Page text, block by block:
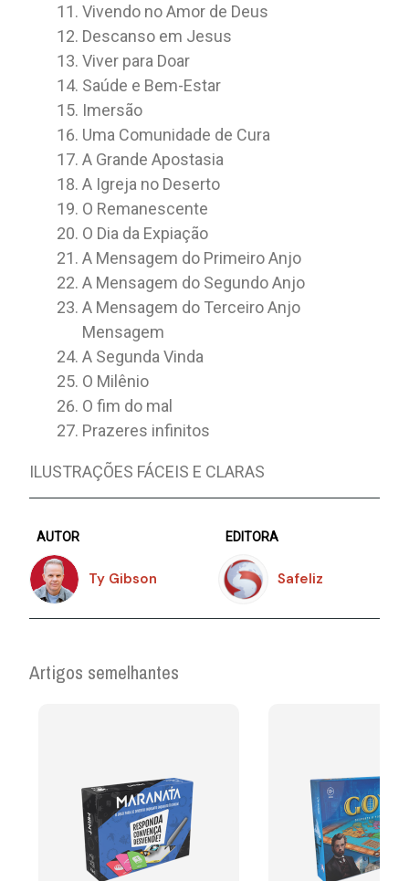
Vivendo no Amor de Deus
Descanso em Jesus
Viver para Doar
Saúde e Bem-Estar
Imersão
Uma Comunidade de Cura
A Grande Apostasia
A Igreja no Deserto
O Remanescente
O Dia da Expiação
A Mensagem do Primeiro Anjo
A Mensagem do Segundo Anjo
A Mensagem do Terceiro Anjo
Mensagem
A Segunda Vinda
O Milênio
O fim do mal
Prazeres infinitos
ILUSTRAÇÕES FÁCEIS E CLARAS
AUTOR
Ty Gibson
EDITORA
Safeliz
Artigos semelhantes